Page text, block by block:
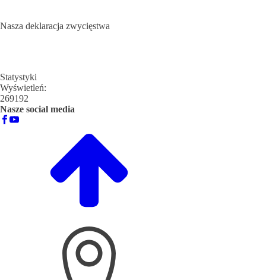
Nasza deklaracja zwycięstwa
Statystyki
Wyświetleń:
269192
Nasze social media